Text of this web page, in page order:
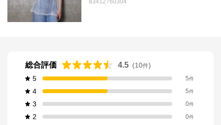
83412760304
総合評価 4.5 (10件)
5
5件
4 5件
3 0件
2 0件